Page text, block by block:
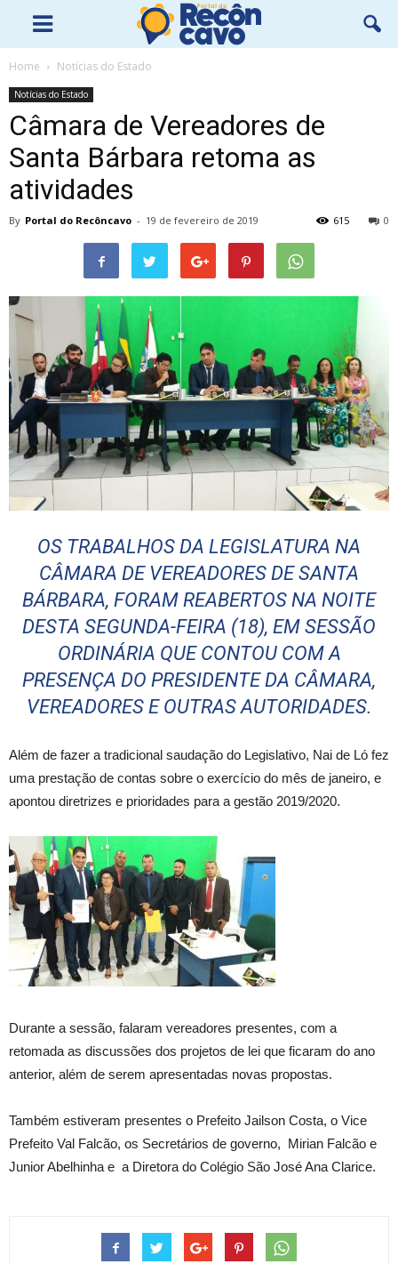
Home Notícias do Estado
Notícias do Estado
Câmara de Vereadores de
Santa Bárbara retoma as
atividades
By Portal do Recôncavo - 19 de fevereiro de 2019 0
615
OS TRABALHOS DA LEGISLATURA NA
CÂMARA DE VEREADORES DE SANTA
BÁRBARA, FORAM REABERTOS NA NOITE
DESTA SEGUNDA-FEIRA (18), EM SESSÃO
ORDINÁRIA QUE CONTOU COM A
PRESENÇA DO PRESIDENTE DA CÂMARA,
VEREADORES E OUTRAS AUTORIDADES.
Além de fazer a tradicional saudação do Legislativo, Nai de Ló fez
uma prestação de contas sobre o exercício do mês de janeiro, e
apontou diretrizes e prioridades para a gestão 2019/2020.
Durante a sessão, falaram vereadores presentes, com a
retomada as discussões dos projetos de lei que ficaram do ano
anterior, além de serem apresentadas novas propostas.
Também estiveram presentes o Prefeito Jailson Costa, o Vice
Prefeito Val Falcão, os Secretários de governo, Mirian Falcão e
Junior Abelhinha e a Diretora do Colégio São José Ana Clarice.